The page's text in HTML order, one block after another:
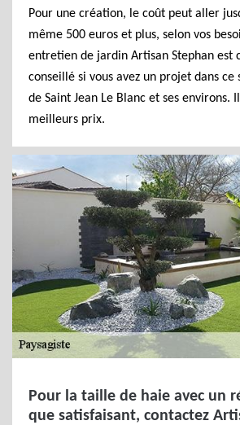
Pour une création, le coût peut aller
même 500 euros et plus, selon vos
entretien de jardin Artisan Stephan est
conseillé si vous avez un projet dans ce
de Saint Jean Le Blanc et ses environs.
meilleurs prix.
Pour la taille de haie avec un
que satisfaisant, contactez